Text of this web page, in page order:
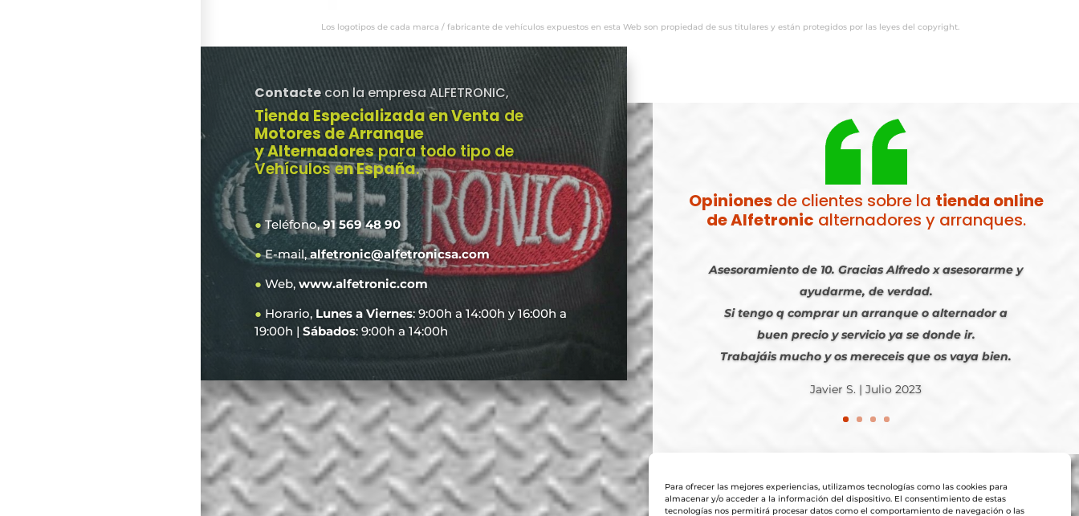
Para ofrecer las mejores experiencias, utilizamos tecnologías como las cookies para
almacenar y/o acceder a la información del dispositivo. El consentimiento de estas
tecnologías nos permitirá procesar datos como el comportamiento de navegación o las
Los logotipos de cada marca / fabricante de vehículos expuestos en esta Web son propiedad de sus titulares y están protegidos por las leyes del copyright.
Contactecon la empresa ALFETRONIC,
Tienda Especializada en Venta de
Motores de Arranque
y Alternadorespara todo tipo de
Vehículos en España.
●Teléfono,91 569 48 90
●E-mail,alfetronic@alfetronicsa.com
● Web,www.alfetronic.com
● Horario, Lunes a Viernes: 9:00h a 14:00h y 16:00h a
19:00h |Sábados: 9:00h a 14:00h
Opinionesde clientes sobre la tienda online
de Alfetronic alternadores y arranques.
Asesoramiento de 10. Gracias Alfredo x asesorarme y
ayudarme, de verdad.
Si tengo q comprar un arranque o alternador a
buen precio y servicio ya se donde ir.
Trabajáis mucho y os mereceis que os vaya bien.
Javier S. | Julio 2023